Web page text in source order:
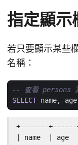
指定顯示
若只要顯示某些
名稱：
SELECT name, age
+-------+------
| name  | age  |